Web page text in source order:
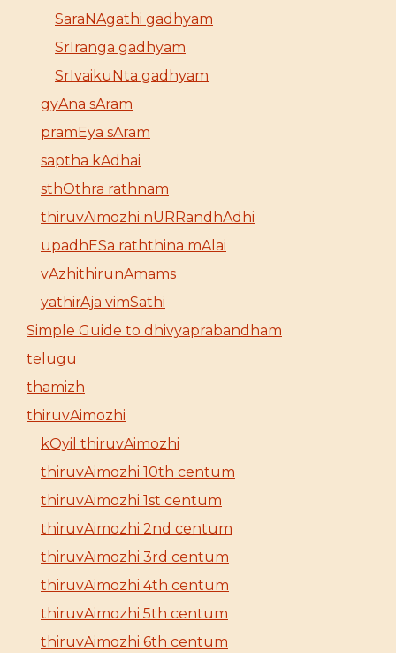
SaraNAgathi gadhyam
SrIranga gadhyam
SrIvaikuNta gadhyam
gyAna sAram
pramEya sAram
saptha kAdhai
sthOthra rathnam
thiruvAimozhi nURRandhAdhi
upadhESa raththina mAlai
vAzhithirunAmams
yathirAja vimSathi
Simple Guide to dhivyaprabandham
telugu
thamizh
thiruvAimozhi
kOyil thiruvAimozhi
thiruvAimozhi 10th centum
thiruvAimozhi 1st centum
thiruvAimozhi 2nd centum
thiruvAimozhi 3rd centum
thiruvAimozhi 4th centum
thiruvAimozhi 5th centum
thiruvAimozhi 6th centum